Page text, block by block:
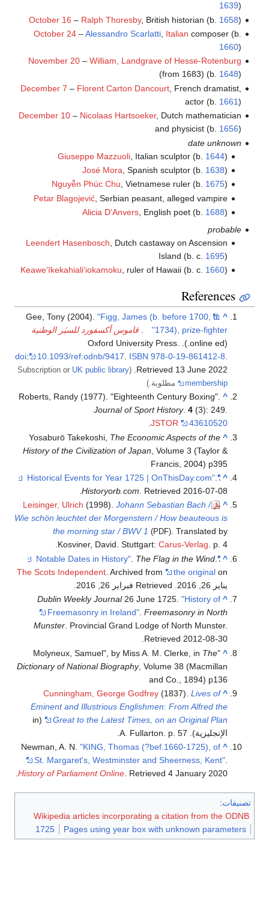
1639)
October 16 – Ralph Thoresby, British historian (b. 1658)
October 24–Alessandro Scarlatti, Italian composer (b.
1660)
November 20– William, Landgrave of Hesse-Rotenburg
(from 1683) (b. 1648)
December 7 – Florent Carton Dancourt, French dramatist,
actor (b. 1661)
December 10– Nicolaas Hartsoeker, Dutch mathematician
and physicist (b. 1656)
date unknown
Giuseppe Mazzuoli , Italian sculptor (b. 1644)
José Mora , Spanish sculptor (b. 1638)
Nguyễn Phúc Chu, Vietnamese ruler (b. 1675)
Petar Blagojević , Serbian peasant, alleged vampire
Alicia D'Anvers , English poet (b. 1688)
probable
Leendert Hasenbosch , Dutch castaway on Ascension
Island (b. c. 1695)
Keaweʻīkekahialiʻiokamoku, ruler of Hawaii (b. c. 1660)
References
^
Gee, Tony (2004)."Figg, James (b. before 1700, d.
1734), prize-fighter"
قاموس أكسفورد للسيَر الوطنية
(online ed.). Oxford University Press.
doi: 10.1093/ref:odnb/9417 ISBN 978-0-19-861412-8
Retrieved 13 June 2022
(Subscription or
UK public library
membership
مطلوبة.)
^
Roberts, Randy (1977). "Eighteenth Century Boxing".
Journal of Sport History.4 (3): 249.
JSTOR
43610520
.
^
Yosaburō Takekoshi, The Economic Aspects of the
History of the Civilization of Japan , Volume 3 (Taylor &
Francis, 2004) p395
^
"Historical Events for Year 1725 | OnThisDay.com"
.
Historyorb.com . Retrieved 2016-07-08
.
^
Leisinger, Ulrich (1998).Johann Sebastian Bach /
Wie schön leuchtet der Morgenstern / How beauteous is
the morning star / BWV 1 (PDF). Translated by
Kosviner, David. Stuttgart:Carus-Verlag. p. 4.
^
"Notable Dates in History"
The Flag in the Wind .
The Scots Independent . Archived from the original on
يناير 26, 2016
^
Dublin Weekly Journal26 June 1725."History of
Freemasonry in Ireland" .Freemasonry in North
Munster . Provincial Grand Lodge of North Munster.
Retrieved 2012-08-30
^
"Molyneux, Samuel", by Miss A. M. Clerke, in
The
Dictionary of National Biography, Volume 38 (Macmillan
and Co., 1894) p136
^
Cunningham, George Godfrey (1837).Lives of
Eminent and Illustrious Englishmen: From Alfred the
Great to the Latest Times, on an Original Plan
(in
الإنجليزية). A. Fullarton. p. 57.
^
Newman, A. N."KING, Thomas (?bef.1660-1725), of
St. Margaret's, Westminster and Sheerness, Kent".
History of Parliament Online. Retrieved4 January 2020
.
تصنيفات:
Wikipedia articles incorporating a citation from the ODNB
Pages using year box with unknown parameters
1725